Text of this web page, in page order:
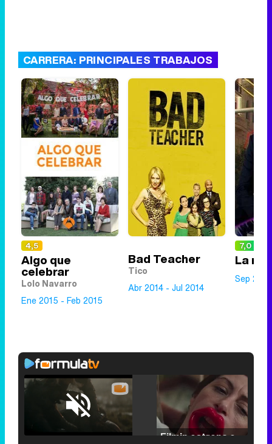
CARRERA: PRINCIPALES TRABAJOS
4,5
Algo que
celebrar
Lolo Navarro
Ene 2015 - Feb 2015
Bad Teacher
Tico
Abr 2014 - Jul 2014
7,0
La
Sep
Unmute /
Loaded :